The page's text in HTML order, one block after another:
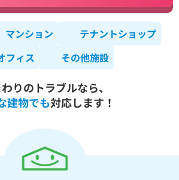
マンション
テナントショップ
フィス
その他施設
りのトラブルなら、
建物でも対応します！